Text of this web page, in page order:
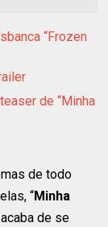
“Frozen
de “Minha
de todo
“Minha
de se